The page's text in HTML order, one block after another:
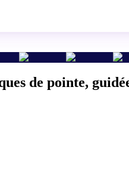
de pointe,